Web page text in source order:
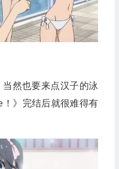
然也要来点汉子的泳
》完结后就很难得有